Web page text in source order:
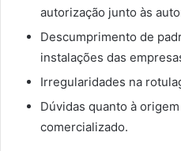
autorização junto às
Descumprimento de
instalações das
Irregularidades na
Dúvidas quanto à
comercializado.